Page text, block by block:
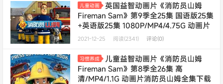
儿童动画
英国益智动画片《消防员山姆
Fireman Sam》第9季全25集 国语版25集
+英语版25集 1080P/MP4/4.75G 动画片
消防员山姆下载
2021-12-25 阅读(2341) 评论(0)
习惯养成
儿童益智动画片《消防员山姆
Fireman Sam》第8季全26集 高
清/MP4/1.1G 动画片消防员山姆全集下载